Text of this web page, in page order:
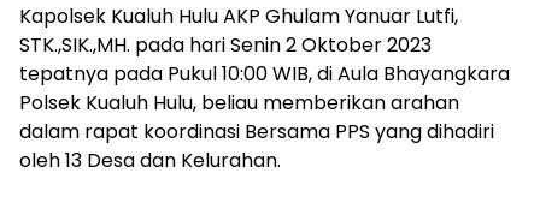
Kapolsek Kualuh Hulu AKP Ghulam Yanuar Lutfi,
STK.,SIK.,MH. pada hari Senin 2 Oktober 2023
tepatnya pada Pukul 10:00 WIB, di Aula Bhayangkara
Polsek Kualuh Hulu, beliau memberikan arahan
dalam rapat koordinasi Bersama PPS yang dihadiri
oleh 13 Desa dan Kelurahan.